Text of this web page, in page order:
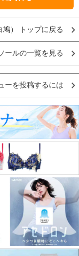
鳩） トップに戻る
ールの一覧を見る
ーを投稿するには